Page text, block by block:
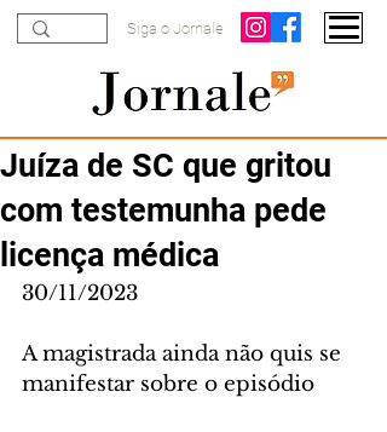
Siga o Jornale
Juíza de SC que gritou
com testemunha pede
licença médica
30/11/2023
A magistrada ainda não quis se
manifestar sobre o episódio